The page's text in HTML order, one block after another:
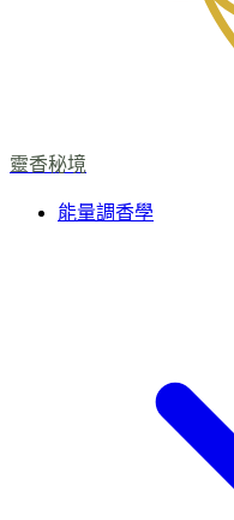
靈香秘境
能量調香學